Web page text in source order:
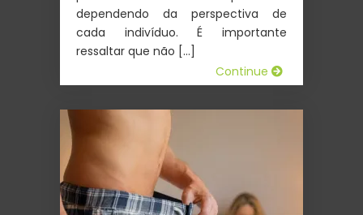
dependendo da perspectiva de
cada indivíduo. É importante
ressaltar que não […]
Continue